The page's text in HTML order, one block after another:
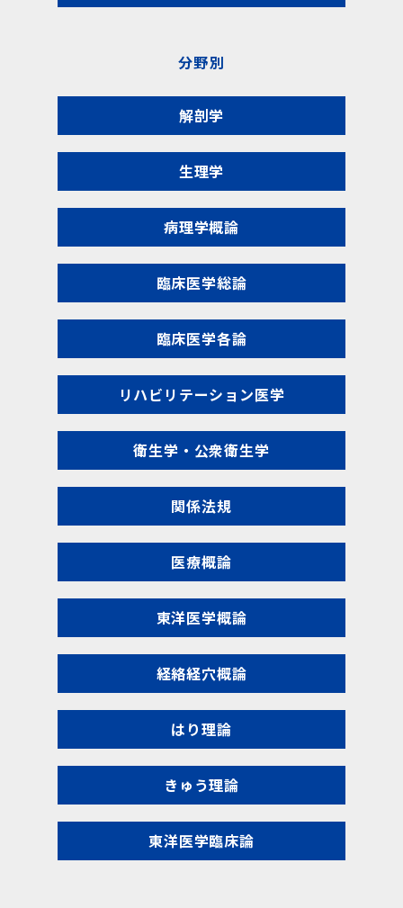
分野別
解剖学
生理学
病理学概論
臨床医学総論
臨床医学各論
リハビリテーション医学
衛生学・公衆衛生学
関係法規
医療概論
東洋医学概論
経絡経穴概論
はり理論
きゅう理論
東洋医学臨床論